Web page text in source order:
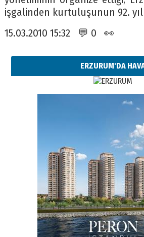
işgalinden kurtuluşunun 92.
15.03.2010 15:32 💬 0 👀
ERZURUM'DA
Esat BİNDESEN
Başkan Sekmen’den
bir vizyon proje daha!
02 Ağustos 2026 Pazar
Kadir SABUNCUOĞLU
Erzurumspor’un köşe